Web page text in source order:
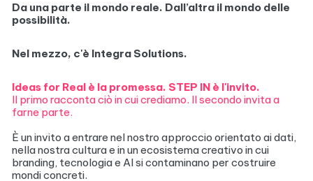
Da una parte il mondo reale. Dall’altra il mondo delle
possibilità.
Nel mezzo, c'è Integra Solutions.
Ideas for Real è la promessa. STEP IN è l'invito.
Il primo racconta ciò in cui crediamo. Il secondo invita a
farne parte.
È un invito a entrare nel nostro approccio orientato ai dati,
nella nostra cultura e in un ecosistema creativo in cui
branding, tecnologia e AI si contaminano per costruire
mondi concreti.